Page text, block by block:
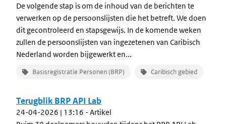
De volgende stap is om de inhoud van de berichten te
verwerken op de persoonslijsten die het betreft. We doen
dit gecontroleerd en stapsgewijs. In de komende weken
zullen de persoonslijsten van ingezetenen van Caribisch
Nederland worden bijgewerkt en...
Basisregistratie Personen (BRP) Caribisch gebied
Terugblik BRP API Lab
24-04-2026 | 13:16 - Artikel